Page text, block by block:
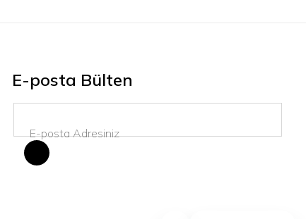
E-posta Bülten